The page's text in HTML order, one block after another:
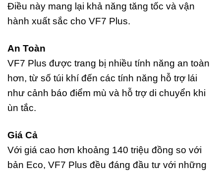
Điều này mang lại khả năng tăng tốc và vận
hành xuất sắc cho VF7 Plus.
An Toàn
VF7 Plus được trang bị nhiều tính năng an toàn
hơn, từ số túi khí đến các tính năng hỗ trợ lái
như cảnh báo điểm mù và hỗ trợ di chuyển khi
ùn tắc.
Giá Cả
Với giá cao hơn khoảng 140 triệu đồng so với
bản Eco, VF7 Plus đều đáng đầu tư với những